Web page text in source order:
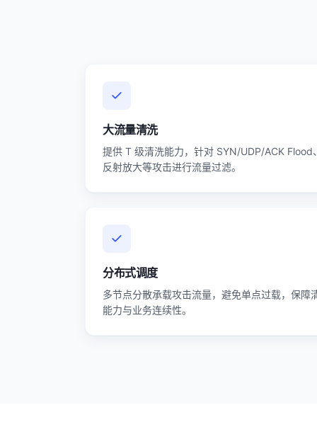
大流量清洗
提供 T 级清洗能力，针对 SYN/UDP/ACK Flood
反射放大等攻击进行流量过滤。
分布式调度
多节点分散承载攻击流量，避免单点过载，保障
能力与业务连续性。